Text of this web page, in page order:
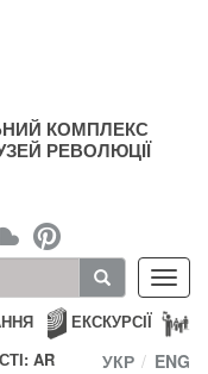
КОМПЛЕКС
РЕВОЛЮЦІЇ
ЕКСКУРСІЇ
AR
УКР ENG